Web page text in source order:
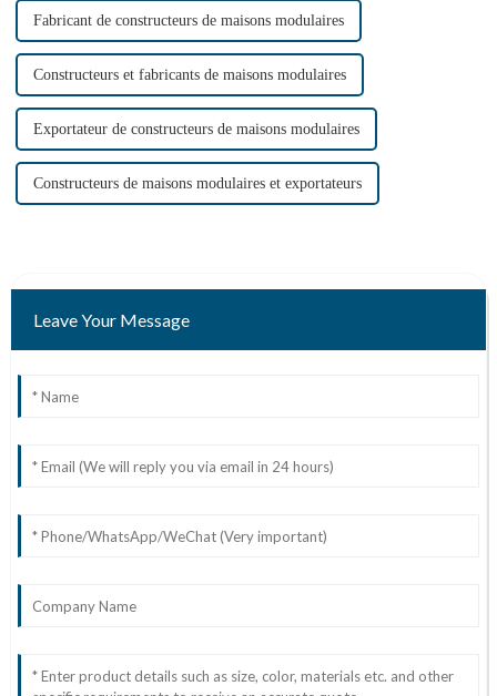
Fabricant de constructeurs de maisons modulaires
Constructeurs et fabricants de maisons modulaires
Exportateur de constructeurs de maisons modulaires
Constructeurs de maisons modulaires et exportateurs
Leave Your Message